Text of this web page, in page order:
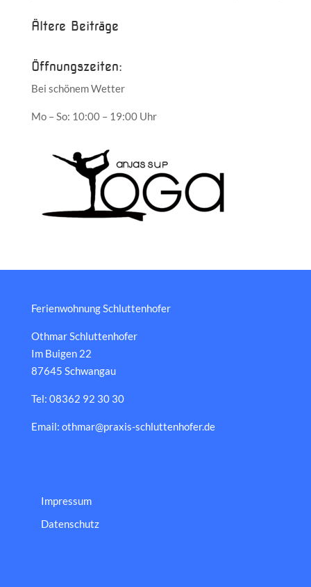
Ältere Beiträge
Öffnungszeiten:
Bei schönem Wetter
Mo – So: 10:00 – 19:00 Uhr
Ferienwohnung Schluttenhofer
Othmar Schluttenhofer
Im Buigen 22
87645 Schwangau
Tel: 08362 92 30 30
Email: othmar@praxis-schluttenhofer.de
Impressum
Datenschutz